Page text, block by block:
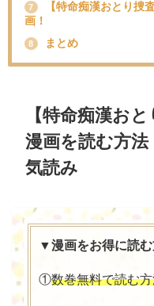
7
【特命痴漢おとり捜
画！
8 まとめ
【特命痴漢お
漫画を読む方
気読み
▼漫画をお得に読
①数巻無料で読む